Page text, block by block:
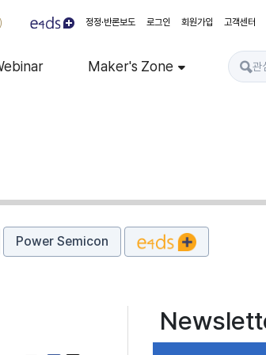
정정·반론보도 로그인 회원가입 고객센터
Maker's Zone
Power Semicon